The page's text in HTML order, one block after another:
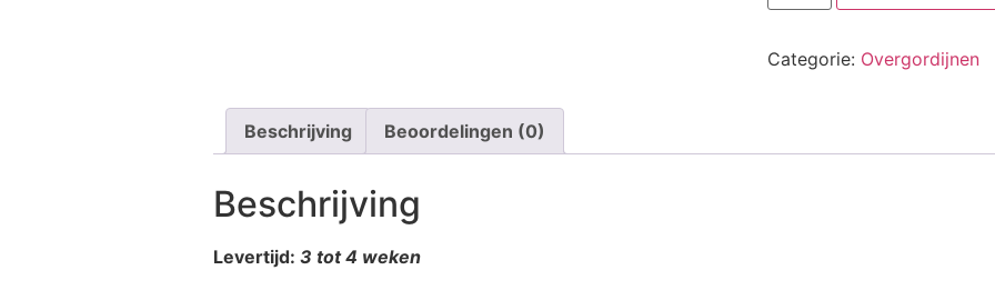
Categorie: Overgordijnen
Beschrijving Beoordelingen (0)
Beschrijving
Levertijd: 3 tot 4 weken